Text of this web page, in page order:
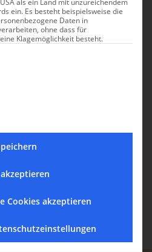
Seele
SILENA im
an der Bergbahn mit
ROLLSTUHLGERECHT
MIT HUND WELLNESS ZU ZWEIT
ein. Es besteht beispielsweise die
Daten in
ohne dass für
Klagemöglichkeit besteht.
Gruppen, für die eine
Cookies akzeptieren